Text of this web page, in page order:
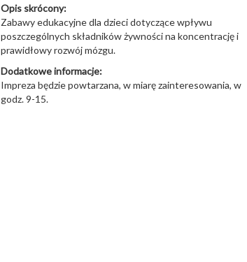
Opis skrócony:
Zabawy edukacyjne dla dzieci dotyczące wpływu
poszczególnych składników żywności na koncentrację i
prawidłowy rozwój mózgu.
Dodatkowe informacje:
Impreza będzie powtarzana, w miarę zainteresowania, w
godz. 9-15.